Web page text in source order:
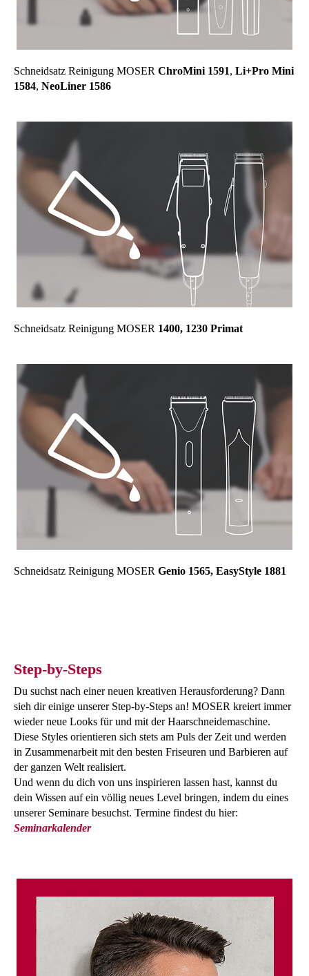
Schneidsatz Reinigung MOSER ChroMini 1591, Li+Pro Mini
1584, NeoLiner 1586
Schneidsatz Reinigung MOSER 1400, 1230 Primat
Schneidsatz Reinigung MOSER Genio 1565, EasyStyle 1881
Step-by-Steps
Du suchst nach einer neuen kreativen Herausforderung? Dann
sieh dir einige unserer Step-by-Steps an! MOSER kreiert immer
wieder neue Looks für und mit der Haarschneidemaschine.
Diese Styles orientieren sich stets am Puls der Zeit und werden
in Zusammenarbeit mit den besten Friseuren und Barbieren auf
der ganzen Welt realisiert.
Und wenn du dich von uns inspirieren lassen hast, kannst du
dein Wissen auf ein völlig neues Level bringen, indem du eines
unserer Seminare besuchst. Termine findest du hier:
Seminarkalender